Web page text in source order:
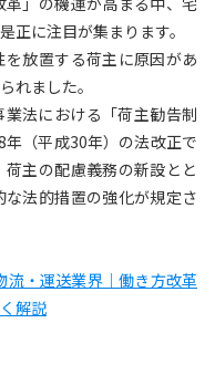
正に注目が集まります。
放置する荷主に原因があ
れました。
法における「荷主勧告制
（平成30年）の法改正で
主の配慮義務の新設とと
法的措置の強化が規定さ
・運送業界｜働き方改革
解説